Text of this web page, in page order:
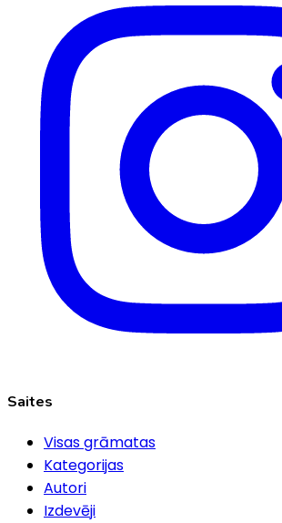
Saites
Visas grāmatas
Kategorijas
Autori
Izdevēji